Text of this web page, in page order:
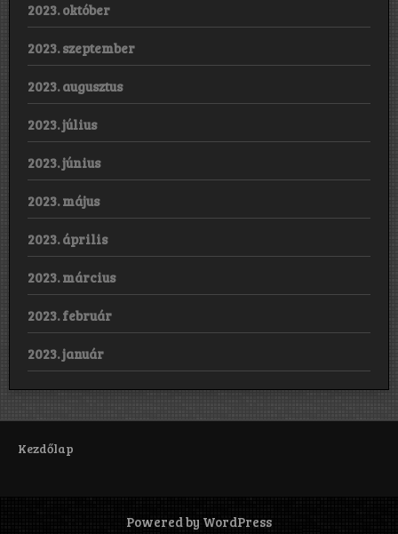
2023. október
2023. szeptember
2023. augusztus
2023. július
2023. június
2023. május
2023. április
2023. március
2023. február
2023. január
Kezdőlap
Powered by WordPress